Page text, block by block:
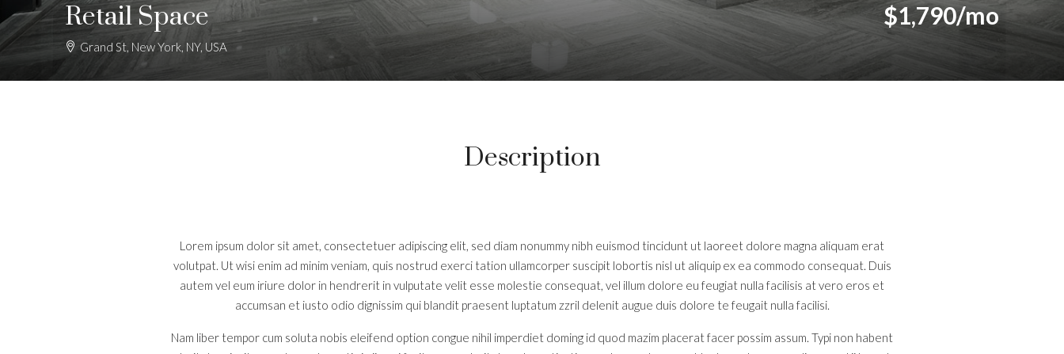
Retail Space $1,790/mo
Grand St, New York, NY, USA
Description
Lorem ipsum dolor sit amet, consectetuer adipiscing elit, sed diam nonummy nibh euismod tincidunt ut laoreet dolore magna aliquam erat
volutpat. Ut wisi enim ad minim veniam, quis nostrud exerci tation ullamcorper suscipit lobortis nisl ut aliquip ex ea commodo consequat. Duis
autem vel eum iriure dolor in hendrerit in vulputate velit esse molestie consequat, vel illum dolore eu feugiat nulla facilisis at vero eros et
accumsan et iusto odio dignissim qui blandit praesent luptatum zzril delenit augue duis dolore te feugait nulla facilisi.
Nam liber tempor cum soluta nobis eleifend option congue nihil imperdiet doming id quod mazim placerat facer possim assum. Typi non habent